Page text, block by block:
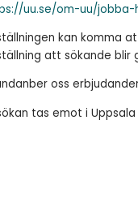
uu.se/om-uu/jobba-
kan komma
att sökande blir
oss
tas emot i